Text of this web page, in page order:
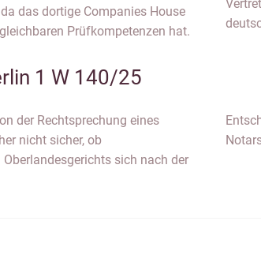
das dortige Companies House
Prüfkompetenzen hat.
1 W 140/25
der Rechtsprechung eines
nicht sicher, ob
sich nach der
Bestätigung eines deutschen